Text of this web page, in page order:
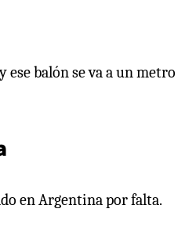
en Argentina por falta.